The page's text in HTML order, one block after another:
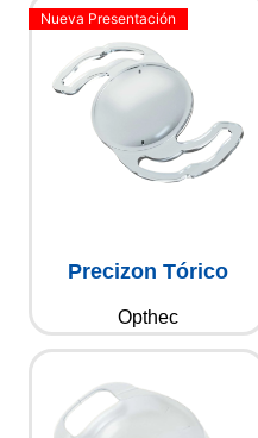
Precizon Tórico
Opthec